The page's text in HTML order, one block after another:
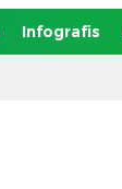
Infografis